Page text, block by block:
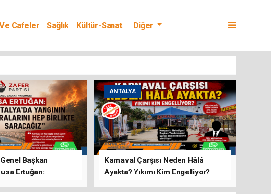
Cafeler Sağlık
Kültür-Sanat
Diğer
Başkan
Ertuğan:
ANTALYA
Karnaval Çarşısı Neden Hâlâ
Ayakta? Yıkımı Kim Engelliyor?